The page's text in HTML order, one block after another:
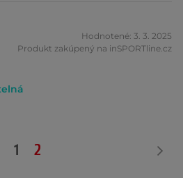
Hodnotené: 3. 3. 2025
Produkt zakúpený na inSPORTline.cz
1 2